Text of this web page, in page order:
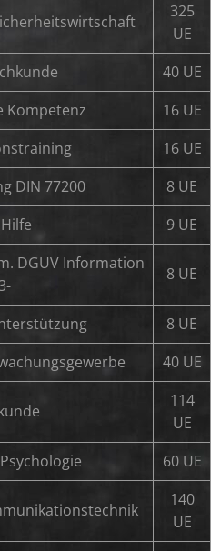
325
UE
40 UE
Kompetenz
16 UE
16 UE
DIN 77200
8 UE
9 UE
DGUV Information
8 UE
8 UE
40 UE
114
UE
60 UE
140
UE